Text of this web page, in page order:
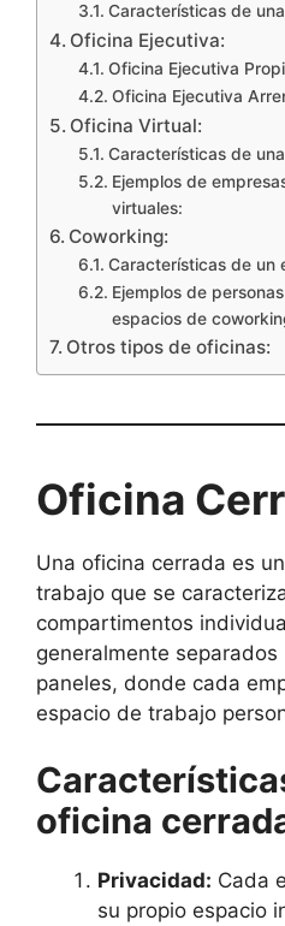
Características de
Oficina Ejecutiva:
Oficina Ejecutiva
Oficina Ejecutiva
Oficina Virtual:
Características de
Ejemplos de
virtuales:
Coworking:
Características de un
Ejemplos de
espacios de
Otros tipos de oficinas:
Oficina
Una oficina cerrada es
trabajo que se
compartimentos
generalmente
paneles, donde cada
espacio de trabajo
oficina
Privacidad: Cada
su propio espacio